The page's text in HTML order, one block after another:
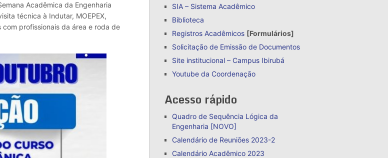
Acadêmica da Engenharia
técnica à Indutar, MOEPEX,
profissionais da área e roda de
SIA – Sistema Acadêmico
Biblioteca
Registros Acadêmicos [Formulários]
Solicitação de Emissão de Documentos
Site institucional – Campus Ibirubá
Youtube da Coordenação
Acesso rápido
Quadro de Sequência Lógica da
Engenharia [NOVO]
Calendário de Reuniões 2023-2
Calendário Acadêmico 2023